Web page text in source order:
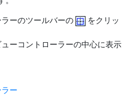
ーのツールバーの
をクリッ
ーコントローラーの中心に表示
ー